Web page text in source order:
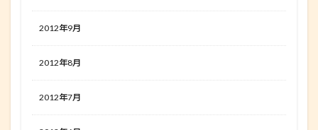
2012年9月
2012年8月
2012年7月